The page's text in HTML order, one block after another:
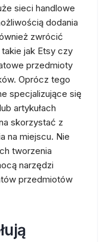
sieci handlowe
dodania
zwrócić
jak Etsy czy
przedmioty
Oprócz tego
specjalizujące się
artykułach
skorzystać z
na miejscu. Nie
tworzenia
narzędzi
przedmiotów